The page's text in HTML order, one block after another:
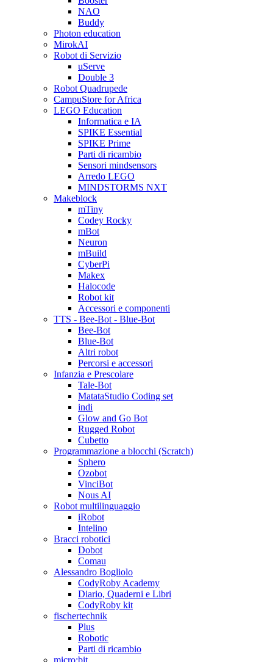
NAO
Buddy
Photon education
MirokAI
Robot di Servizio
uServe
Double 3
Robot Quadrupede
CampuStore for Africa
LEGO Education
Informatica e IA
SPIKE Essential
SPIKE Prime
Parti di ricambio
Sensori mindsensors
Arredo LEGO
MINDSTORMS NXT
Makeblock
mTiny
Codey Rocky
mBot
Neuron
mBuild
CyberPi
Makex
Halocode
Robot kit
Accessori e componenti
TTS - Bee-Bot - Blue-Bot
Bee-Bot
Blue-Bot
Altri robot
Percorsi e accessori
Infanzia e Prescolare
Tale-Bot
MatataStudio Coding set
indi
Glow and Go Bot
Rugged Robot
Cubetto
Programmazione a blocchi (Scratch)
Sphero
Ozobot
VinciBot
Nous AI
Robot multilinguaggio
iRobot
Intelino
Bracci robotici
Dobot
Comau
Alessandro Bogliolo
CodyRoby Academy
Diario, Quaderni e Libri
CodyRoby kit
fischertechnik
Plus
Robotic
Parti di ricambio
micro:bit